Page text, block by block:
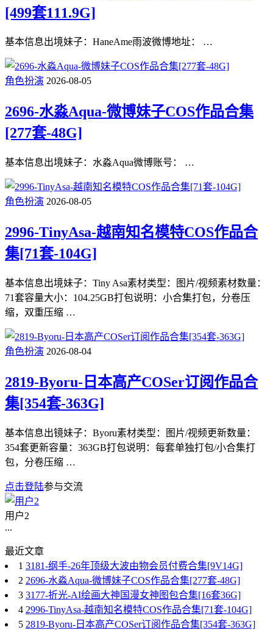
[499套111.9G]
基本信息出境妹子：HaneAme雨波微博地址： …
角色扮演 2026-08-05
2696-水淼Aqua-微博妹子COS作品合集
[277套-48G]
基本信息出境妹子：水淼Aqua微博账号： …
角色扮演 2026-08-05
2996-TinyAsa-越南知名模特COS作品合
集[71套-104G]
基本信息出境妹子：Tiny Asa素材类型：图片/视频素材数量：
71套容量大小：104.25GB打包说明：小合集打包，分卷压
缩，双重压缩 …
角色扮演 2026-08-04
2819-Byoru-日本高产COSer订阅作品合
集[354套-363G]
基本信息出镜妹子：Byoru素材类型：图片/视频更新数量：
354套更新容量：363GB打包说明：每套单独打包/小合集打
包，分卷压缩 …
点击登陆参与交流
用户2
...
最近文章
1 3181-纲手-26年顶级大波由物会员付费合集[9V14G]
2 2696-水淼Aqua-微博妹子COS作品合集[277套-48G]
3 3177-折光-AI绘画大神国漫女神图包合集[16套36G]
4 2996-TinyAsa-越南知名模特COS作品合集[71套-104G]
5 2819-Byoru-日本高产COSer订阅作品合集[354套-363G]